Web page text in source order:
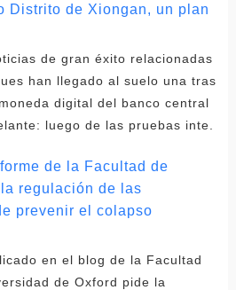
Distrito de Xiongan, un plan
de gran éxito relacionadas
han llegado al suelo una tras
digital del banco central
luego de las pruebas inte.
de la Facultad de
regulación de las
prevenir el colapso
en el blog de la Facultad
de Oxford pide la